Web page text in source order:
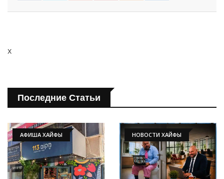
x
Последние Статьи
АФИША ХАЙФЫ НОВОСТИ ХАЙФЫ